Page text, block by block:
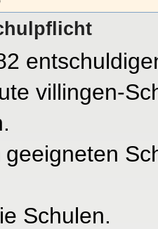
villingen-
Schulen.